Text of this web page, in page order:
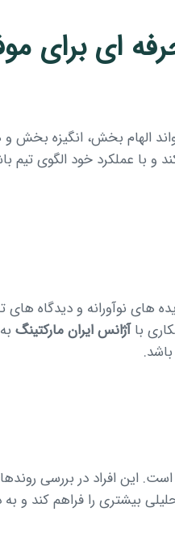
ای برای
الهام بخش، انگیزه بخش و
و با عملکرد خود الگوی تیم
ایده های نوآورانه و دیدگاه
باآژانس ایران مارکتینگ
این افراد در بررسی
بیشتری را فراهم کند و